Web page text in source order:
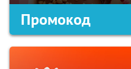
Промокод